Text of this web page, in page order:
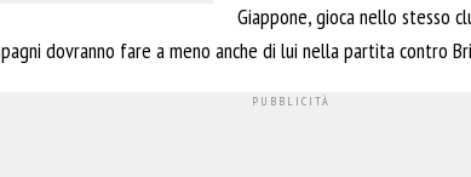
Giappone, gioca nello stesso
dovranno fare a meno anche di lui nella partita contro